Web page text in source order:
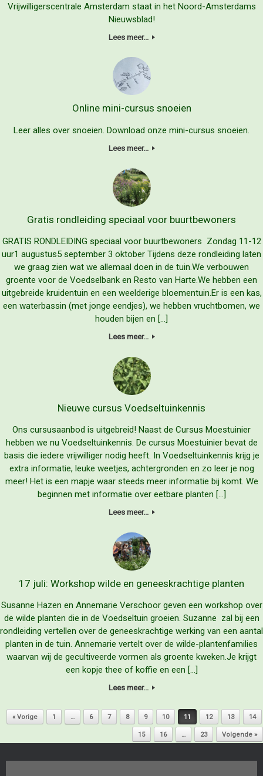
Vrijwilligerscentrale Amsterdam staat in het Noord-Amsterdams
Nieuwsblad!
Lees meer...
Online mini-cursus snoeien
Leer alles over snoeien. Download onze mini-cursus snoeien.
Lees meer...
Gratis rondleiding speciaal voor buurtbewoners
GRATIS RONDLEIDING speciaal voor buurtbewoners Zondag 11-12
uur1 augustus5 september 3 oktober Tijdens deze rondleiding laten
we graag zien wat we allemaal doen in de tuin.We verbouwen
groente voor de Voedselbank en Resto van Harte.We hebben een
uitgebreide kruidentuin en een weelderige bloementuin.Er is een kas,
een waterbassin (met jonge eendjes), we hebben vruchtbomen, we
houden bijen en […]
Lees meer...
Nieuwe cursus Voedseltuinkennis
Ons cursusaanbod is uitgebreid! Naast de Cursus Moestuinier
hebben we nu Voedseltuinkennis. De cursus Moestuinier bevat de
basis die iedere vrijwilliger nodig heeft. In Voedseltuinkennis krijg je
extra informatie, leuke weetjes, achtergronden en zo leer je nog
meer! Het is een mapje waar steeds meer informatie bij komt. We
beginnen met informatie over eetbare planten […]
Lees meer...
17 juli: Workshop wilde en geneeskrachtige planten
Susanne Hazen en Annemarie Verschoor geven een workshop over
de wilde planten die in de Voedseltuin groeien. Suzanne zal bij een
rondleiding vertellen over de geneeskrachtige werking van een aantal
planten in de tuin. Annemarie vertelt over de wilde-plantenfamilies
waarvan wij de gecultiveerde vormen als groente kweken.Je krijgt
een kopje thee of koffie en een […]
Lees meer...
Bericht navigatie
« Vorige 1 … 6 7 8 9 10 11 12 13 14
15 16 … 23 Volgende »